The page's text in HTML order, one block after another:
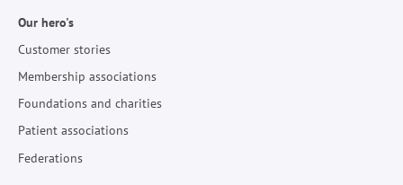
Our hero's
Customer stories
Membership associations
Foundations and charities
Patient associations
Federations